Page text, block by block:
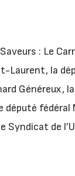
: Le
Laurent, la
Généreux, la
de